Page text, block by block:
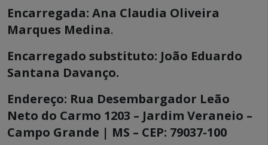
Encarregada: Ana Claudia Oliveira
Marques Medina.
Encarregado substituto: João Eduardo
Santana Davanço.
Endereço: Rua Desembargador Leão
Neto do Carmo 1203 – Jardim Veraneio –
Campo Grande | MS – CEP: 79037-100